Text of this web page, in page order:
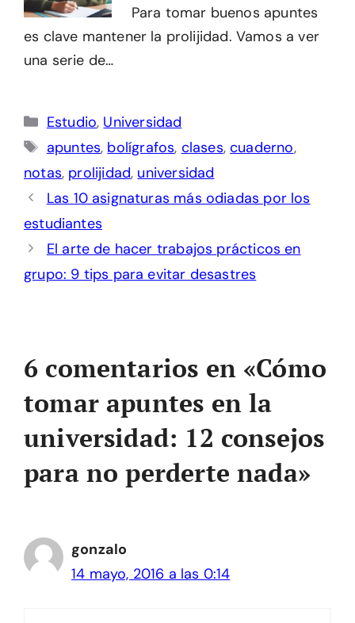
Para tomar buenos apuntes
es clave mantener la prolijidad. Vamos a ver
una serie de…
Categorías
Estudio, Universidad
Etiquetas
apuntes, bolígrafos, clases,cuaderno,
notas, prolijidad, universidad
Las 10 asignaturas más odiadas por los
estudiantes
El arte de hacer trabajos prácticos en
grupo: 9 tips para evitar desastres
6 comentarios en «Cómo
tomar apuntes en la
universidad: 12 consejos
para no perderte nada»
gonzalo
14 mayo, 2016 a las 0:14